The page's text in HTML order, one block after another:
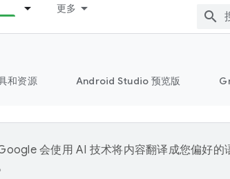
更多
和资源 Android Studio 预览版
会使用 AI 技术将内容翻译成您偏好的